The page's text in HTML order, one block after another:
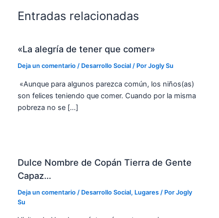
Entradas relacionadas
«La alegría de tener que comer»
Deja un comentario / Desarrollo Social / PorJogly Su
«Aunque para algunos parezca común, los niños(as)
son felices teniendo que comer. Cuando por la misma
pobreza no se […]
Dulce Nombre de Copán Tierra de Gente
Capaz…
Deja un comentario / Desarrollo Social, Lugares / PorJogly
Su